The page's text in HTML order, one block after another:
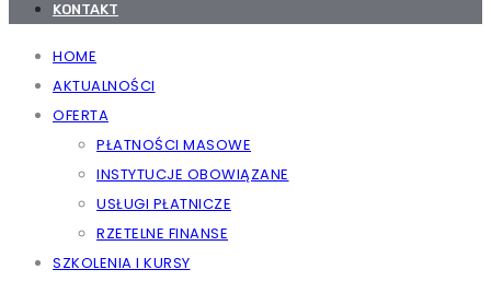
KONTAKT
HOME
AKTUALNOŚCI
OFERTA
PŁATNOŚCI MASOWE
INSTYTUCJE OBOWIĄZANE
USŁUGI PŁATNICZE
RZETELNE FINANSE
SZKOLENIA I KURSY